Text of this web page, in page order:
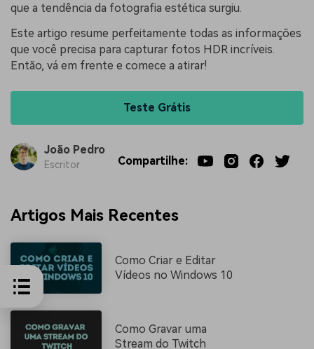
que a tendência da fotografia estética surgiu.
Este artigo resume perfeitamente todas as informações
que você precisa para capturar fotos HDR incríveis.
Então, vá em frente e comece a atirar!
Teste Grátis
João Pedro
Escritor Compartilhe:
Artigos Mais Recentes
Como Criar e Editar
Vídeos no Windows 10
Como Gravar uma
Stream do Twitch